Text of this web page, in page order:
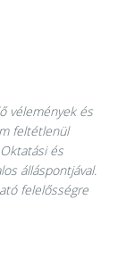
vélemények és
feltétlenül
és
álláspontjával.
felelősségre